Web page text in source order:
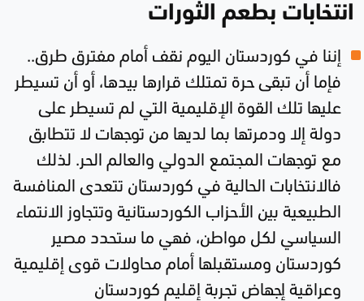
انتخابات بطعم الثورات
إننا في كوردستان اليوم نقف أمام مفترق طرق..
فإما أن تبقى حرة تمتلك قرارها بيدها، أو أن تسيطر
عليها تلك القوة الإقليمية التي لم تسيطر على
دولة إلا ودمرتها بما لديها من توجهات لا تتطابق
مع توجهات المجتمع الدولي والعالم الحر. لذلك
فالانتخابات الحالية في كوردستان تتعدى المنافسة
الطبيعية بين الأحزاب الكوردستانية وتتجاوز الانتماء
السياسي لكل مواطن، فهي ما ستحدد مصير
كوردستان ومستقبلها أمام محاولات قوى إقليمية
وعراقية إجهاض تجربة إقليم كوردستان